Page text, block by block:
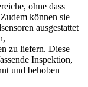
ohne dass
können sie
ausgestattet
zu liefern. Diese
Inspektion,
und behoben